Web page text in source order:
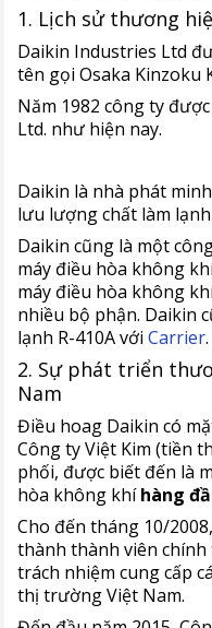
1. Lịch sử thương
Daikin Industries Ltd
tên gọi Osaka Kinzoku
Năm 1982 công ty
Ltd. như hiện nay.
Daikin là nhà phát
lưu lượng chất làm lạnh
Daikin cũng là một
máy điều hòa không
máy điều hòa không
nhiều bộ phận. Daikin
lạnh R-410A với Carrier.
2. Sự phát triển
Nam​​​​​​​
Điều hoag Daikin có
Công ty Việt Kim (tiền
phối, được biết đến là
hòa không khíhàng
Cho đến tháng 10/
thành thành viên chính
trách nhiệm cung cấp
thị trường Việt Nam.